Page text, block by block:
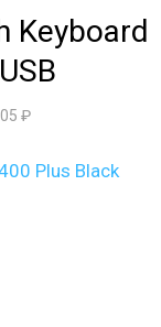
Keyboard
₽